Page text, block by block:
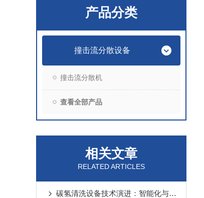
产品分类
撞击流分散设备
撞击流分散机
查看全部产品
相关文章
RELATED ARTICLES
碳氢清洗设备技术演进：智能化与可持续化的双重驱动